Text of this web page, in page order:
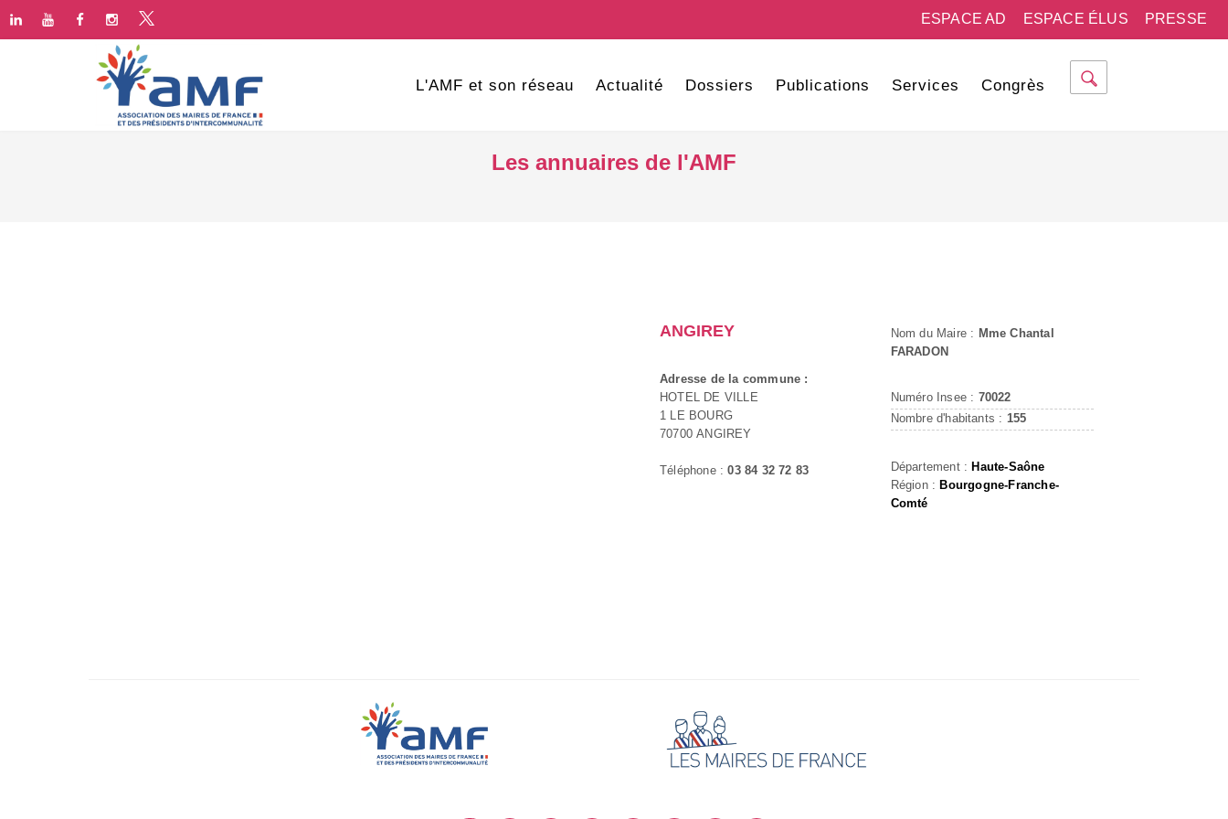
PRESSE
ESPACE ÉLUS
ESPACE AD
L'AMF et son réseau Actualité Dossiers Publications Services Congrès
Les annuaires de l'AMF
ANGIREY
Adresse de la commune :
HOTEL DE VILLE
1 LE BOURG
70700 ANGIREY
Téléphone :03 84 32 72 83
Nom du Maire : Mme Chantal
FARADON
Numéro Insee : 70022
Nombre d'habitants : 155
Département : Haute-Saône
Région : Bourgogne-Franche-
Comté